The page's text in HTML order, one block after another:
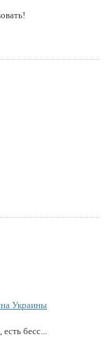
Украины
бесс...